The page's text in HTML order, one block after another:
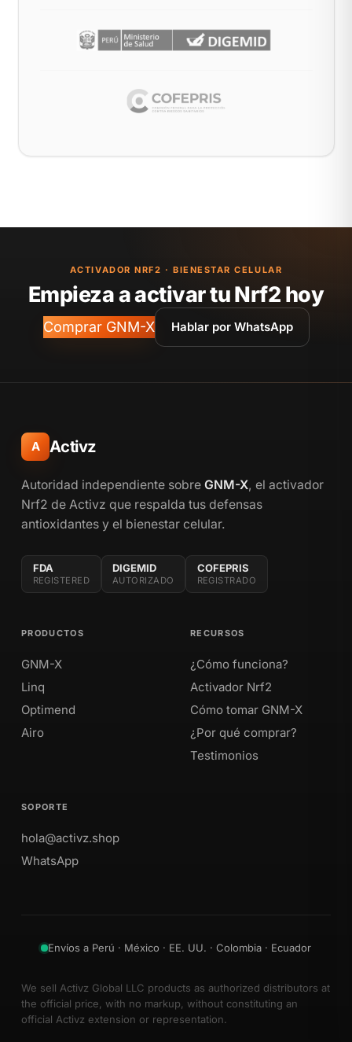
ACTIVADOR NRF2 · BIENESTAR CELULAR
Empieza a activar tu Nrf2 hoy
Comprar GNM-X Hablar por WhatsApp
A Activz
Autoridad independiente sobre GNM-X, el activador
Nrf2 de Activz que respalda tus defensas
antioxidantes y el bienestar celular.
FDA
REGISTERED
DIGEMID
AUTORIZADO
COFEPRIS
REGISTRADO
PRODUCTOS
GNM-X
Linq
Optimend
Airo
RECURSOS
¿Cómo funciona?
Activador Nrf2
Cómo tomar GNM-X
¿Por qué comprar?
Testimonios
SOPORTE
hola@activz.shop
WhatsApp
Envíos a Perú · México · EE. UU. · Colombia · Ecuador
We sell Activz Global LLC products as authorized distributors at
the official price, with no markup, without constituting an
official Activz extension or representation.